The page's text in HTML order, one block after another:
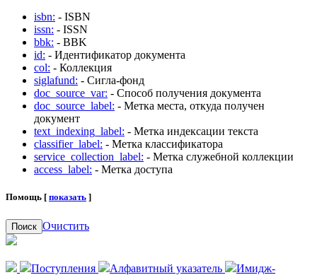
isbn: - ISBN
issn: - ISSN
bbk: - BBK
id: - Идентификатор документа
col: - Коллекция
siglafund: - Сигла-фонд
doc_source_var: - Способ получения документа
doc_source_label: - Метка места, откуда получен
документ
text_indexing_label: - Метка индексации текста
classifier_label: - Метка классификатора
service_collection_label: - Метка служебной коллекции
access_label: - Метка доступа
Помощь [ показать ]
Поиск Очистить
Поступления Алфавитный указатель
Имидж-